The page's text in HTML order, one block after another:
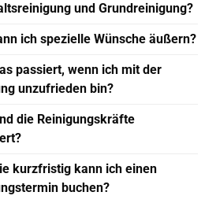
und Grundreinigung?
ich spezielle Wünsche äußern?
passiert, wenn ich mit der
unzufrieden bin?
die Reinigungskräfte
kurzfristig kann ich einen
buchen?